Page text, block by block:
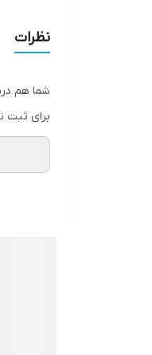
نظرات
شما هم
برای ثبت